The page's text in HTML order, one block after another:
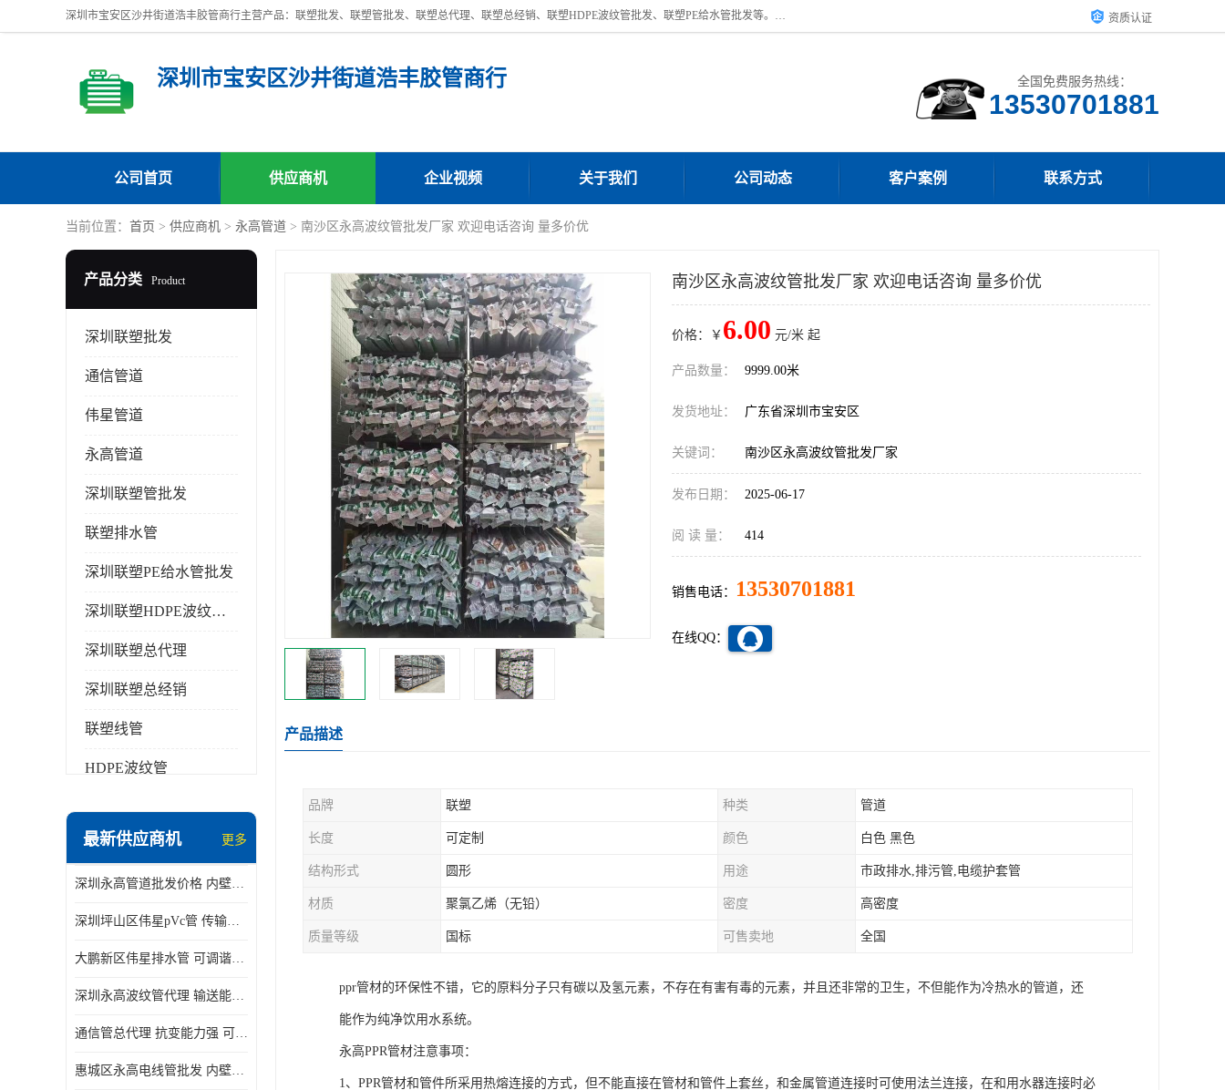
深圳市宝安区沙井街道浩丰胶管商行主营产品：联塑批发、联塑管批发、联塑总代理、联塑总经销、联塑HDPE波纹管批发、联塑PE给水管批发等。凭借服务以及多年的勤奋拼搏，发展成为一家销售各种管材管件，绝缘电工套管及配件等系列产品的贸易公司。公司秉承“顾客至上，锐意进取”的经营理念，坚持“客户至上”原则为广大客户提供的服务。欢迎惠顾！ 资质认证
深圳市宝安区沙井街道浩丰胶管商行 全国免费服务热线：
公司首页 供应商机 企业视频 关于我们 公司动态 客户案例 联系方式
当前位置： 首页 > 供应商机 > 永高管道 > 南沙区永高波纹管批发厂家 欢迎电话咨询 量多价优
产品分类 Product
深圳联塑批发
通信管道
伟星管道
永高管道
深圳联塑管批发
联塑排水管
深圳联塑PE给水管批发
深圳联塑HDPE波纹管批发
深圳联塑总代理
深圳联塑总经销
联塑线管
HDPE波纹管
最新供应商机 更多
深圳永高管道批发价格 内壁光滑 抗震性能好
深圳坪山区伟星pVc管 传输损耗小 频率稳定性好
大鹏新区伟星排水管 可调谐性好 大功率 效率高
深圳永高波纹管代理 输送能力强 可以承受高温
通信管总代理 抗变能力强 可耐强震 扭曲
惠城区永高电线管批发 内壁光滑 抗震性能好
南沙区永高波纹管批发厂家 欢迎电话咨询 量多价优
价格：￥ 6.00 元/米 起
产品数量： 9999.00米
发货地址： 广东省深圳市宝安区
关键词： 南沙区永高波纹管批发厂家
发布日期： 2025-06-17
阅 读 量： 414
销售电话： 13530701881
在线QQ：
产品描述
品牌 联塑 种类 管道
长度 可定制 颜色 白色 黑色
结构形式 圆形 用途 市政排水,排污管,电缆护套管
材质 聚氯乙烯（无铅） 密度 高密度
质量等级 国标 可售卖地 全国
ppr管材的环保性不错，它的原料分子只有碳以及氢元素，不存在有害有毒的元素，并且还非常的卫生，不但能作为冷热水的管道，还
能作为纯净饮用水系统。
永高PPR管材注意事项：
1、PPR管材和管件所采用热熔连接的方式，但不能直接在管材和管件上套丝，和金属管道连接时可使用法兰连接，在和用水器连接时必